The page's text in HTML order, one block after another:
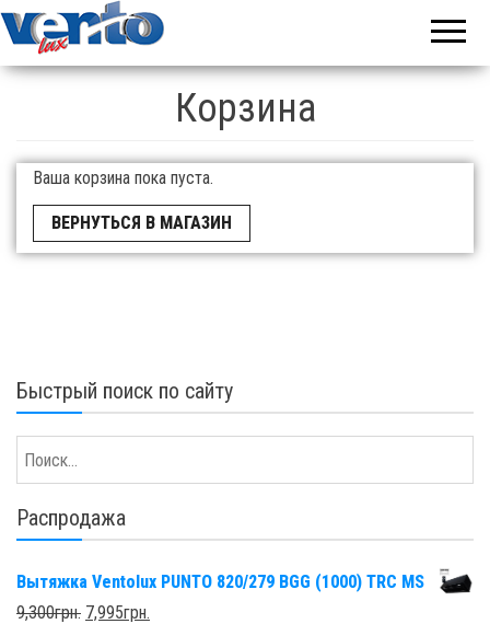
вытяжка
Ventolux
духовка
Ventolux
купить,
поверхность
Ventolux в
Черкассах |
духовки
Ventolux,
поверхности
вытяжки
Ventolux —
Корзина
Ваша корзина пока пуста.
ВЕРНУТЬСЯ В МАГАЗИН
Быстрый поиск по сайту
Распродажа
Вытяжка Ventolux PUNTO 820/279 BGG (1000) TRC MS
9,300грн. 7,995грн.